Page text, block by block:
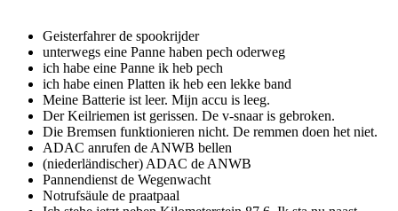
Geisterfahrerde spookrijder
unterwegs eine Panne haben pech oderweg
ich habe eine Panne ik heb pech
ich habe einen Platten ik heb een lekke band
Meine Batterie ist leer. Mijn accu is leeg.
Der Keilriemen ist gerissen. De v-snaar is gebroken.
Die Bremsen funktionieren nicht. De remmen doen het niet.
ADAC anrufen de ANWB bellen
(niederländischer) ADAC de ANWB
Pannendienst de Wegenwacht
Notrufsäule de praatpaal